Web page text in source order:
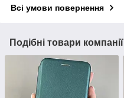
Всі умови повернення
Подібні товари компанії